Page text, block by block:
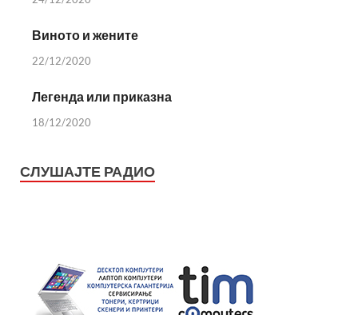
Виното и жените
22/12/2020
Легенда или приказна
18/12/2020
СЛУШАЈТЕ РАДИО